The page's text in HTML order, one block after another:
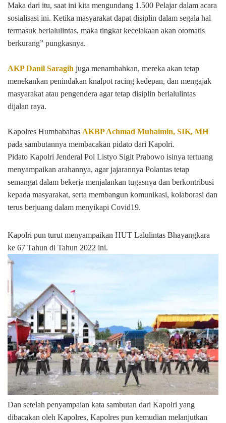
Maka dari itu, saat ini kita mengundang 1.500 Pelajar dalam acara
sosialisasi ini. Ketika masyarakat dapat disiplin dalam segala hal
termasuk berlalulintas, maka tingkat kecelakaan akan otomatis
berkurang” pungkasnya.
AKP Danil Saragih juga menambahkan, mereka akan tetap
menekankan penindakan knalpot racing kedepan, dan mengajak
masyarakat atau pengendera agar tetap disiplin berlalulintas
dijalan raya.
Kapolres Humbabahas AKBP Achmad Muhaimin, SIK, MH
pada sambutannya membacakan pidato dari Kapolri.
Pidato Kapolri Jenderal Pol Listyo Sigit Prabowo isinya tertuang
menyampaikan arahannya, agar jajarannya Polantas tetap
semangat dalam bekerja menjalankan tugasnya dan berkontribusi
kepada masyarakat, serta membangun komunikasi, kolaborasi dan
terus berjuang dalam menyikapi Covid19.
Kapolri pun turut menyampaikan HUT Lalulintas Bhayangkara
ke 67 Tahun di Tahun 2022 ini.
Dan setelah penyampaian kata sambutan dari Kapolri yang
dibacakan oleh Kapolres, Kapolres pun kemudian melanjutkan